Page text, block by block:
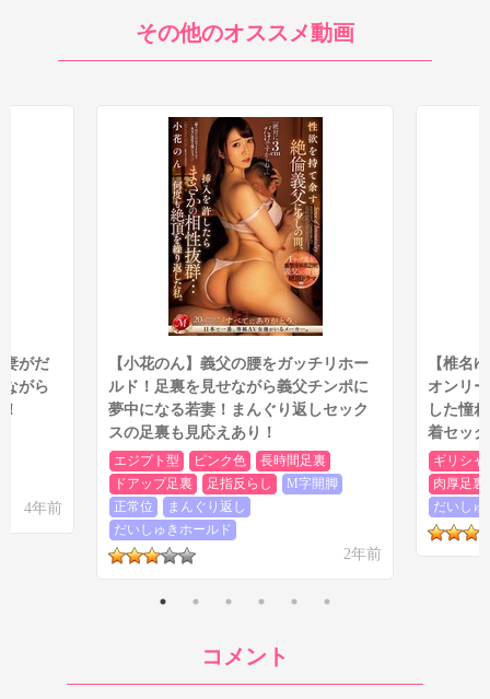
その他のオススメ動画
がだ
がら
4年前
【小花のん】義父の腰をガッチリホー
ルド！足裏を見せながら義父チンポに
夢中になる若妻！まんぐり返しセック
スの足裏も見応えあり！
エジプト型 ピンク色
長時間足裏
ドアップ足裏
足指反らし
M字開脚
正常位
まんぐり返し
だいしゅきホールド
2年前
【椎名
オンリ
した憧
着セッ
ギリシャ
肉厚足裏
だいしゅ
コメント